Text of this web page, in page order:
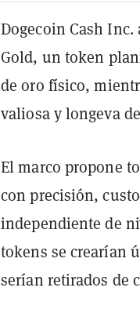
Dogecoin Cash
Gold, un token
de oro físico,
valiosa y longeva
El marco propone
con precisión,
independiente de
tokens se crearían
serían retirados de